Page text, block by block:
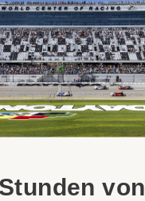
von